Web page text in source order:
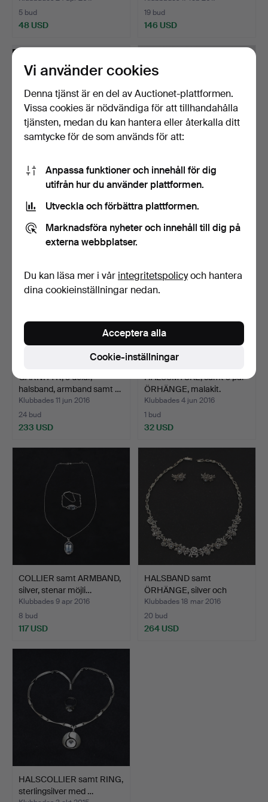
5 bud
48 USD
19 bud
146 USD
PÄRLCOLLIER samt
ÖRHÄNGEN, 18 k guld i
lås…
Klubbades 8 feb 2017
22 bud
256 USD
RING, ÖRHÄNGEN samt
HÄNGE, 18 k guld samt …
15 bud
159 USD
GARNITYR, 3 delar,
halsband, armband samt …
Klubbades 11 jun 2016
24 bud
233 USD
HALSSMYCKE, samt 3 par
ÖRHÄNGE, malakit.
Klubbades 4 jun 2016
1 bud
32 USD
COLLIER samt ARMBAND,
silver, stenar möjli…
Klubbades 9 apr 2016
8 bud
117 USD
HALSBAND samt
ÖRHÄNGE, silver och
markasit…
Klubbades 18 mar 2016
20 bud
264 USD
HALSCOLLIER samt RING,
sterlingsilver med …
Vi använder cookies
Denna tjänst är en del av Auctionet-plattformen.
Vissa cookies är nödvändiga för att tillhandahålla
tjänsten, medan du kan hantera eller återkalla ditt
samtycke för de som används för att:
Anpassa funktioner och innehåll för dig
utifrån hur du använder plattformen.
Utveckla och förbättra plattformen.
Marknadsföra nyheter och innehåll till dig på
externa webbplatser.
Du kan läsa mer i vår integritetspolicyoch hantera
dina cookieinställningar nedan.
Cookie-inställningar
Acceptera alla